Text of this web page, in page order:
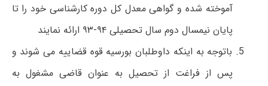
آموخته شده و گواهی معدل کل دوره کارشناسی خود را تا
پایان نیمسال دوم سال تحصیلی ۹۴-۹۳ ارائه نمایند
باتوجه به اینکه داوطلبان بورسیه قوه قضاییه می شوند و
پس از فراغت از تحصیل به عنوان قاضی مشغول به